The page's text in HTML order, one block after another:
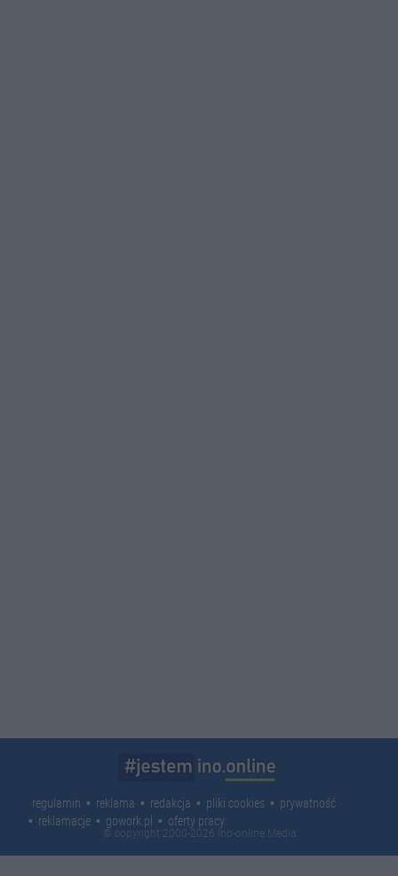
regulamin reklama redakcja pliki cookies
prywatność
reklamacje
gowork.pl oferty pracy
© copyright 2000-2026 Ino-online Media